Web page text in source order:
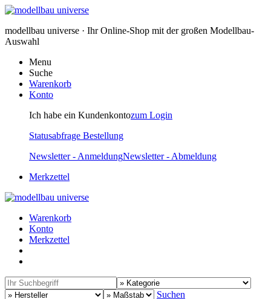
modellbau universe · Ihr Online-Shop mit der großen Modellbau-
Auswahl
Menu
Suche
Warenkorb
Konto
Ich habe ein Kundenkontozum Login
Statusabfrage Bestellung
Newsletter - AnmeldungNewsletter - Abmeldung
Merkzettel
Warenkorb
Konto
Merkzettel
Suchen